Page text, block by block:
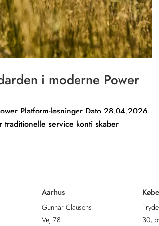
i moderne Power
Platform-løsninger Dato 28.04.2026.
traditionelle service konti skaber
Aarhus
Gunnar Clausens
Vej 78
30,